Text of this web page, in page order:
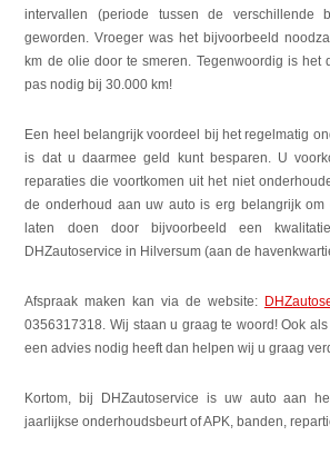
intervallen (periode tussen de verschillende
geworden. Vroeger was het bijvoorbeeld
km de olie door te smeren. Tegenwoordig is het
pas nodig bij 30.000 km!
Een heel belangrijk voordeel bij het regelmatig
is dat u daarmee geld kunt besparen. U
reparaties die voortkomen uit het niet
de onderhoud aan uw auto is erg belangrijk om
laten doen door bijvoorbeeld een
DHZautoservice in Hilversum (aan de
Afspraak maken kan via de website:
0356317318. Wij staan u graag te woord! Ook
een advies nodig heeft dan helpen wij u graag
Kortom, bij DHZautoservice is uw auto aan
jaarlijkse onderhoudsbeurt of APK, banden,